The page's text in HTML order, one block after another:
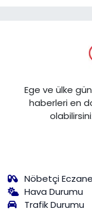
Ege ve ülke
haberleri en
Nöbetçi
Hava Durumu
Trafik Durumu